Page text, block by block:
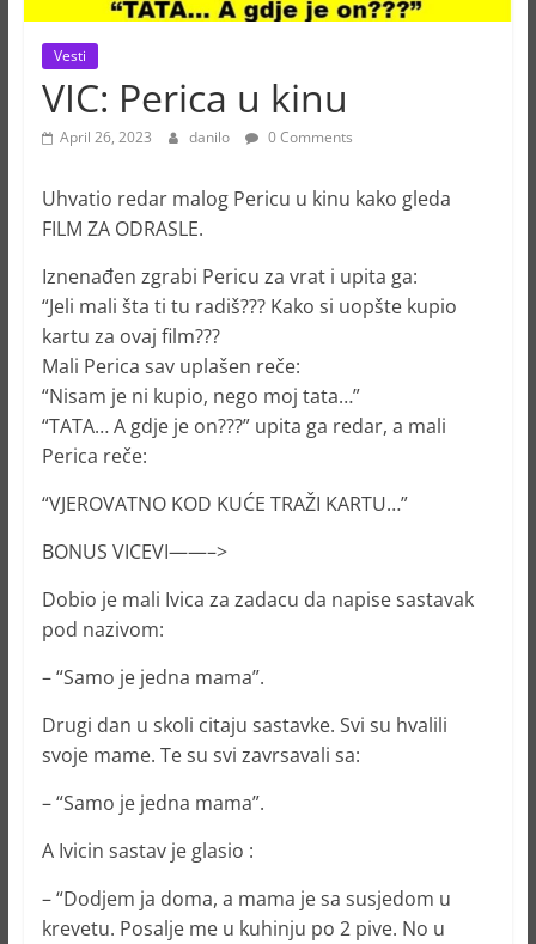
Vesti
VIC: Perica u kinu
April 26, 2023 danilo 0 Comments
Uhvatio redar malog Pericu u kinu kako gleda
FILM ZA ODRASLE.
Iznenađen zgrabi Pericu za vrat i upita ga:
“Jeli mali šta ti tu radiš??? Kako si uopšte kupio
kartu za ovaj film???
Mali Perica sav uplašen reče:
“Nisam je ni kupio, nego moj tata…”
“TATA… A gdje je on???” upita ga redar, a mali
Perica reče:
“VJEROVATNO KOD KUĆE TRAŽI KARTU…”
BONUS VICEVI——–>
Dobio je mali Ivica za zadacu da napise sastavak
pod nazivom:
– “Samo je jedna mama”.
Drugi dan u skoli citaju sastavke. Svi su hvalili
svoje mame. Te su svi zavrsavali sa:
– “Samo je jedna mama”.
A Ivicin sastav je glasio :
– “Dodjem ja doma, a mama je sa susjedom u
krevetu. Posalje me u kuhinju po 2 pive. No u